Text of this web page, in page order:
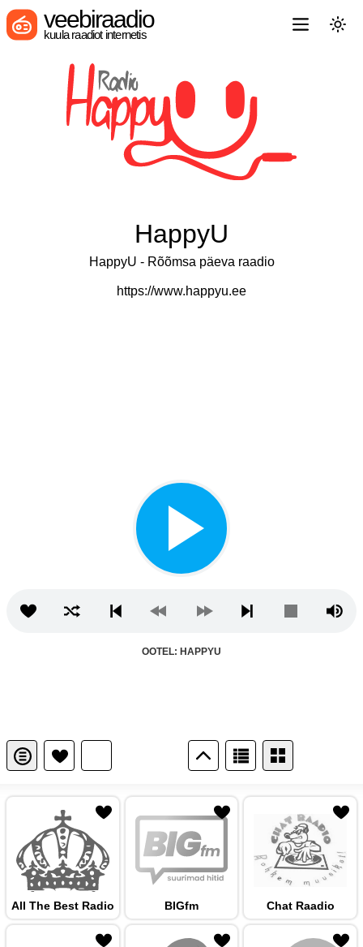
veebiraadio
kuula raadiot internetis
HappyU
HappyU - Rõõmsa päeva raadio
https://www.happyu.ee
OOTEL: HAPPYU
All The Best Radio BIGfm Chat Raadio